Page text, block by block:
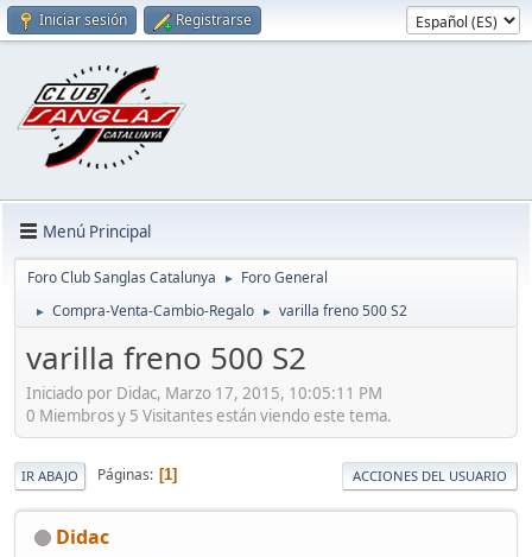
Iniciar sesión Registrarse
Menú Principal
Foro Club Sanglas Catalunya ► Foro General
► Compra-Venta-Cambio-Regalo ► varilla freno 500 S2
varilla freno 500 S2
Iniciado por Didac, Marzo 17, 2015, 10:05:11 PM
0 Miembros y 5 Visitantes están viendo este tema.
IR ABAJO Páginas 1 ACCIONES DEL USUARIO
Didac